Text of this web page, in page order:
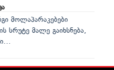
მოლაპარაკებები
სრუტე მალე გაიხსნება,